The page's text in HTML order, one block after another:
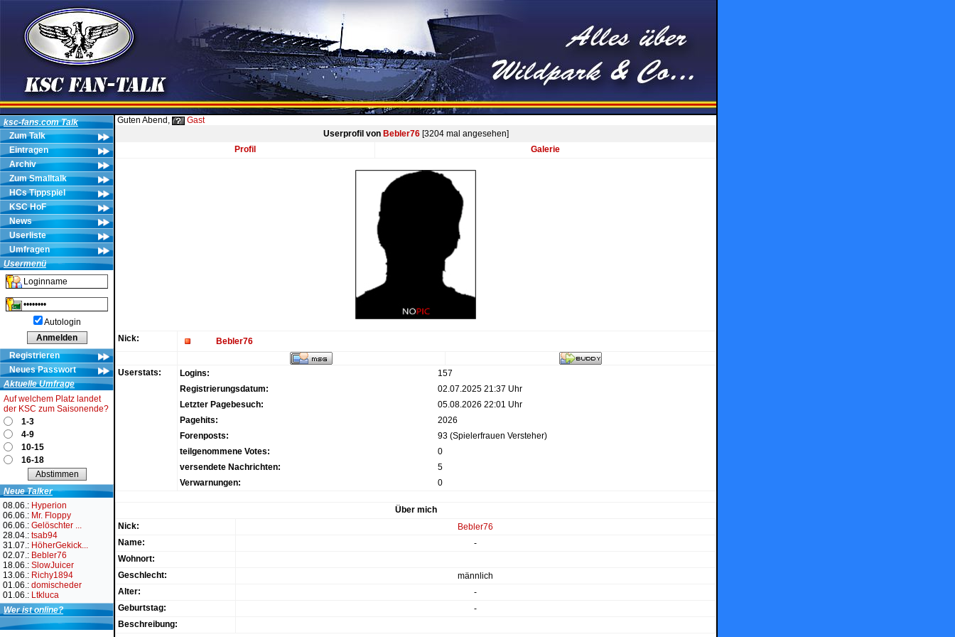
ksc-fans.com Talk
Zum Talk
Eintragen
Archiv
Zum Smalltalk
HCs Tippspiel
KSC HoF
News
Userliste
Umfragen
Usermenü
Autologin
Registrieren
Neues Passwort
Aktuelle Umfrage
Auf welchem Platz landet
der KSC zum Saisonende?
1-3
4-9
10-15
16-18
Neue Talker
08.06.: Hyperion
06.06.: Mr. Floppy
06.06.: Gelöschter ...
28.04.: tsab94
31.07.: HöherGekick...
02.07.: Bebler76
18.06.: SlowJuicer
13.06.: Richy1894
01.06.: domischeder
01.06.: Ltkluca
Wer ist online?
Guten Abend,
Gast
Userprofil von Bebler76[3204 mal angesehen]
Profil
Galerie
Nick: Bebler76
Userstats: Logins:
157
Registrierungsdatum:
02.07.2025 21:37 Uhr
Letzter Pagebesuch:
05.08.2026 22:01 Uhr
Pagehits:
2026
Forenposts:
93 (Spielerfrauen Versteher)
teilgenommene Votes:
0
versendete Nachrichten:
5
Verwarnungen:
0
Über mich
Nick:
Bebler76
Name:
-
Wohnort:
Geschlecht:
männlich
Alter:
-
Geburtstag:
-
Beschreibung: